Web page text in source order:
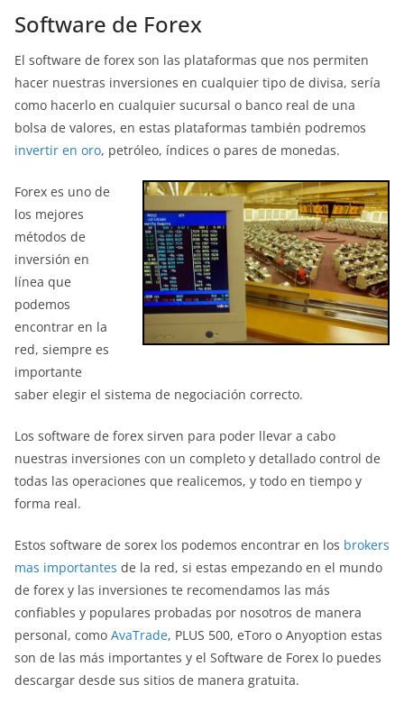
Software de Forex
El software de forex son las plataformas que nos permiten
hacer nuestras inversiones en cualquier tipo de divisa, sería
como hacerlo en cualquier sucursal o banco real de una
bolsa de valores, en estas plataformas también podremos
invertir en oro, petróleo, índices o pares de monedas.
Forex es uno de
los mejores
métodos de
inversión en
línea que
podemos
encontrar en la
red, siempre es
importante
saber elegir el sistema de negociación correcto.
Los software de forex sirven para poder llevar a cabo
nuestras inversiones con un completo y detallado control de
todas las operaciones que realicemos, y todo en tiempo y
forma real.
Estos software de sorex los podemos encontrar en los brokers
mas importantes de la red, si estas empezando en el mundo
de forex y las inversiones te recomendamos las más
confiables y populares probadas por nosotros de manera
personal, como AvaTrade, PLUS 500, eToro o Anyoption estas
son de las más importantes y el Software de Forex lo puedes
descargar desde sus sitios de manera gratuita.